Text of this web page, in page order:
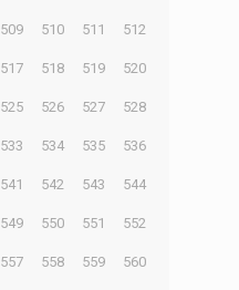
509 510 511 512
517 518 519 520
525 526 527 528
533 534 535 536
541 542 543 544
549 550 551 552
557 558 559 560